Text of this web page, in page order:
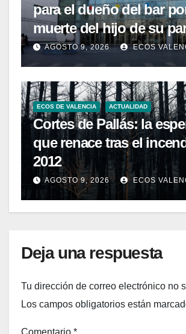
para el dueño del bar
muerte del hijo de su
AGOSTO 9, 2026 ECOS
ECOS DE VALENCIA ACTUALIDAD
Cortes de Pallás: la
que renace tras el
2012
AGOSTO 9, 2026 ECOS
Deja una respuesta
Tu dirección de correo electrónico no
Los campos obligatorios están